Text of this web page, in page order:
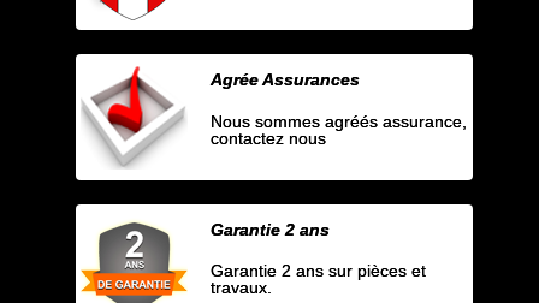
Agrée Assurances
Nous sommes agréés assurance,
contactez nous
Garantie 2 ans
Garantie 2 ans sur pièces et
travaux.